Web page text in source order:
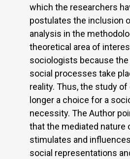
which the researchers
postulates the inclusion
analysis in the
theoretical area of
sociologists because
social processes take
reality. Thus, the study
longer a choice for a
necessity. The Author
that the mediated nature
stimulates and
social representations